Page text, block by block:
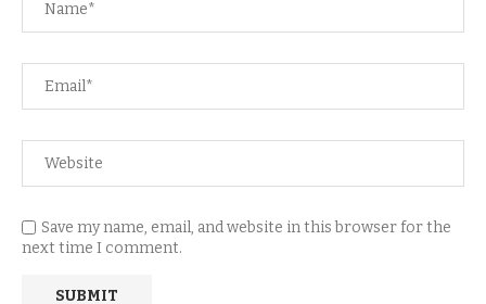
Save my name, email, and website in this browser for the
next time I comment.